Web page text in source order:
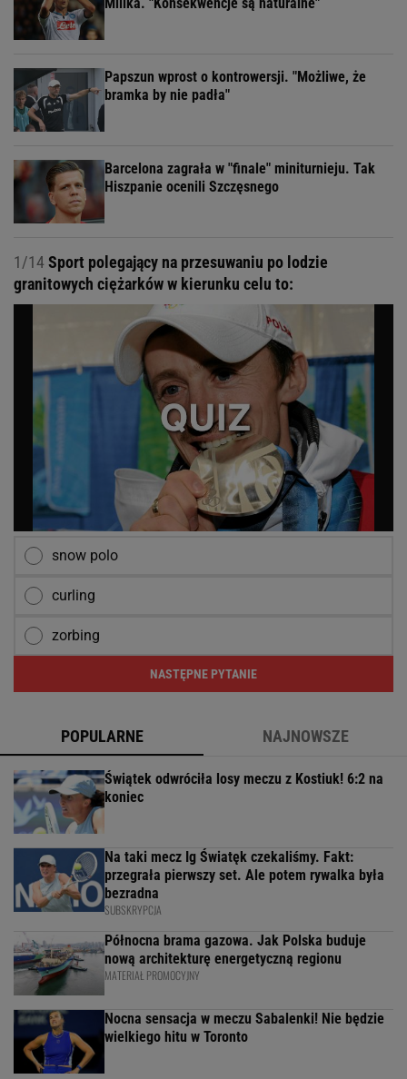
Papszun wprost o kontrowersji. "Możliwe, że
bramka by nie padła"
Barcelona zagrała w "finale" miniturnieju. Tak
Hiszpanie ocenili Szczęsnego
1/14Sport polegający na przesuwaniu po lodzie
granitowych ciężarków w kierunku celu to:
snow polo
curling
zorbing
NASTĘPNE PYTANIE
POPULARNE NAJNOWSZE
Świątek odwróciła losy meczu z Kostiuk! 6:2 na
koniec
Na taki mecz Ig Światęk czekaliśmy. Fakt:
przegrała pierwszy set. Ale potem rywalka była
bezradna
SUBSKRYPCJA
Północna brama gazowa. Jak Polska buduje
nową architekturę energetyczną regionu
MATERIAŁ PROMOCYJNY
Nocna sensacja w meczu Sabalenki! Nie będzie
wielkiego hitu w Toronto